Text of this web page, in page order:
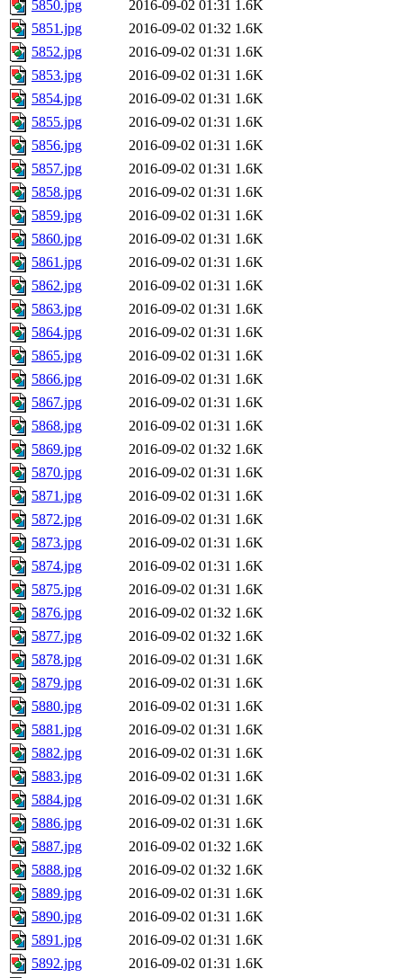
5850.jpg 2016-09-02 01:31 1.6K
5851.jpg
2016-09-02 01:32 1.6K
5852.jpg
2016-09-02 01:31 1.6K
5853.jpg
2016-09-02 01:31 1.6K
5854.jpg
2016-09-02 01:31 1.6K
5855.jpg
2016-09-02 01:31 1.6K
5856.jpg
2016-09-02 01:31 1.6K
5857.jpg
2016-09-02 01:31 1.6K
5858.jpg
2016-09-02 01:31 1.6K
5859.jpg
2016-09-02 01:31 1.6K
5860.jpg
2016-09-02 01:31 1.6K
5861.jpg
2016-09-02 01:31 1.6K
5862.jpg
2016-09-02 01:31 1.6K
5863.jpg
2016-09-02 01:31 1.6K
5864.jpg
2016-09-02 01:31 1.6K
5865.jpg
2016-09-02 01:31 1.6K
5866.jpg
2016-09-02 01:31 1.6K
5867.jpg
2016-09-02 01:31 1.6K
5868.jpg
2016-09-02 01:31 1.6K
5869.jpg
2016-09-02 01:32 1.6K
5870.jpg
2016-09-02 01:31 1.6K
5871.jpg
2016-09-02 01:31 1.6K
5872.jpg
2016-09-02 01:31 1.6K
5873.jpg
2016-09-02 01:31 1.6K
5874.jpg
2016-09-02 01:31 1.6K
5875.jpg
2016-09-02 01:31 1.6K
5876.jpg
2016-09-02 01:32 1.6K
5877.jpg
2016-09-02 01:32 1.6K
5878.jpg
2016-09-02 01:31 1.6K
5879.jpg
2016-09-02 01:31 1.6K
5880.jpg
2016-09-02 01:31 1.6K
5881.jpg
2016-09-02 01:31 1.6K
5882.jpg
2016-09-02 01:31 1.6K
5883.jpg
2016-09-02 01:31 1.6K
5884.jpg
2016-09-02 01:31 1.6K
5886.jpg
2016-09-02 01:31 1.6K
5887.jpg
2016-09-02 01:32 1.6K
5888.jpg
2016-09-02 01:32 1.6K
5889.jpg
2016-09-02 01:31 1.6K
5890.jpg
2016-09-02 01:31 1.6K
5891.jpg
2016-09-02 01:31 1.6K
5892.jpg
2016-09-02 01:31 1.6K